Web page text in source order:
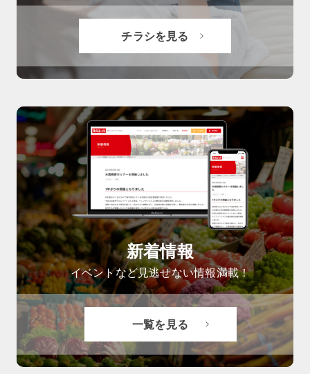
チラシを見る
新着情報
イベントなど見逃せない情報満載！
一覧を見る